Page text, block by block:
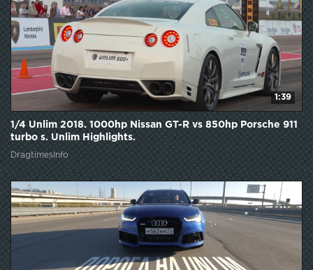
1:39
1/4 Unlim 2018. 1000hp Nissan GT-R vs 850hp Porsche 911
turbo s. Unlim Highlights.
DragtimesInfo